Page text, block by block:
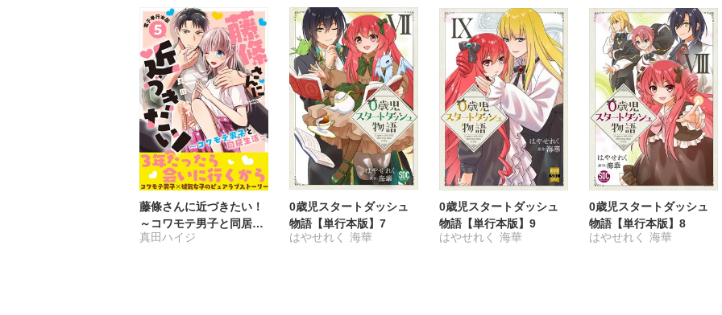
はなやぎぶんぶん
へうがけん
まつうらゆうこ めで鯛
ラクトいちご 鮎
永井くろ 九条友淀
熊沢楓 桑田乃梨子
佐々木史 鯖虎クロ
篠原烏童 若尾はるか
勝川ユミ
新子友子
曽根麻矢 竹本泉
渡辺ゆづる
猫原ねんず
なつき千穂
はなやぎぶんぶん
へうがけん
まつうらゆうこ めで鯛
ラクトいちご 鮎
永井くろ 九条友淀
熊沢楓 桑田乃梨子
佐々木史 篠原烏童
若尾はるか
勝川ユミ
杉作
曽根麻矢
大原ななこ
竹本泉
藤條さんに近づきたい！
～コワモテ男子と同居生
活～【電子単行本版】5
真田ハイジ
0歳児スタートダッシュ
物語【単行本版】7
はやせれく
海華
0歳児スタートダッシュ
物語【単行本版】9
はやせれく
海華
0歳児スタートダッシュ
物語【単行本版】8
はやせれく
海華